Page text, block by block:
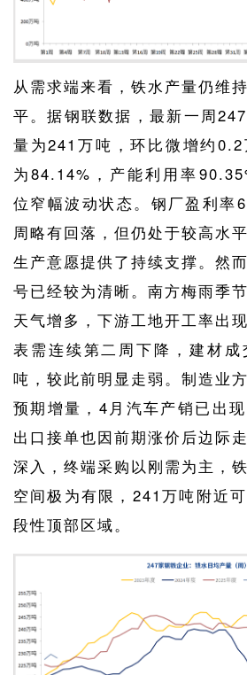
从需求端来看，铁水产量仍维
平。据钢联数据，最新一周
量为241万吨，环比微增约
为84.14%，产能利用率
位窄幅波动状态。钢厂盈利率
周略有回落，但仍处于较高水
生产意愿提供了持续支撑。然
号已经较为清晰。南方梅雨季
天气增多，下游工地开工率出
表需连续第二周下降，建材
吨，较此前明显走弱。制造业
预期增量，4月汽车产销已出
出口接单也因前期涨价后边际
深入，终端采购以刚需为主，
空间极为有限，241万吨附近
段性顶部区域。